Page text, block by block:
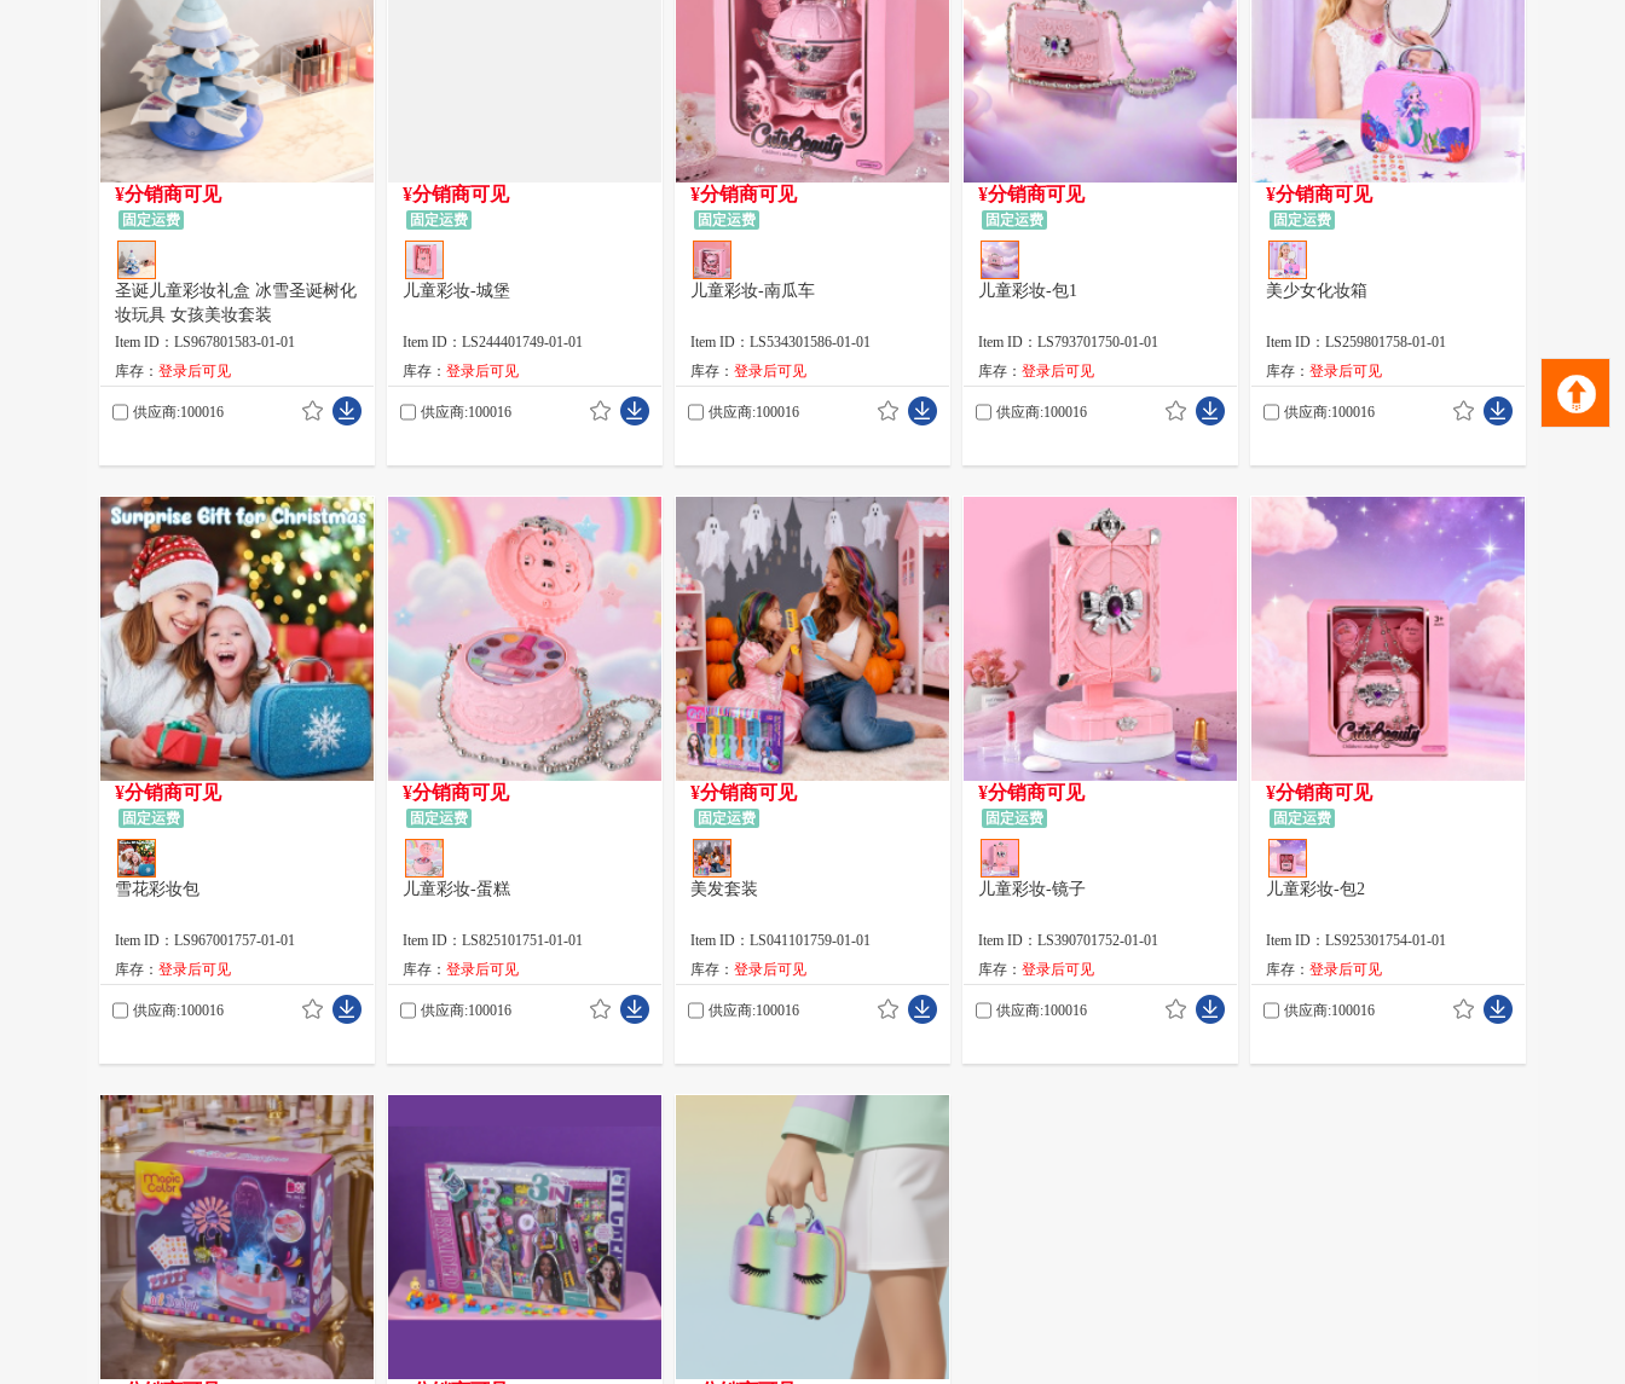
¥分销商可见
固定运费
圣诞儿童彩妆礼盒 冰雪圣诞树化
妆玩具 女孩美妆套装
Item ID：LS967801583-01-01
库存： 登录后可见
供应商:100016
¥分销商可见
固定运费
儿童彩妆-城堡
Item ID：LS244401749-01-01
库存： 登录后可见
供应商:100016
¥分销商可见
固定运费
儿童彩妆-南瓜车
Item ID：LS534301586-01-01
库存： 登录后可见
供应商:100016
¥分销商可见
固定运费
儿童彩妆-包1
Item ID：LS793701750-01-01
库存： 登录后可见
供应商:100016
¥分销商可见
固定运费
美少女化妆箱
Item ID：LS259801758-01-01
库存： 登录后可见
供应商:100016
¥分销商可见
固定运费
雪花彩妆包
Item ID：LS967001757-01-01
库存： 登录后可见
供应商:100016
¥分销商可见
固定运费
儿童彩妆-蛋糕
Item ID：LS825101751-01-01
库存： 登录后可见
供应商:100016
¥分销商可见
固定运费
美发套装
Item ID：LS041101759-01-01
库存： 登录后可见
供应商:100016
¥分销商可见
固定运费
儿童彩妆-镜子
Item ID：LS390701752-01-01
库存： 登录后可见
供应商:100016
¥分销商可见
固定运费
儿童彩妆-包2
Item ID：LS925301754-01-01
库存： 登录后可见
供应商:100016